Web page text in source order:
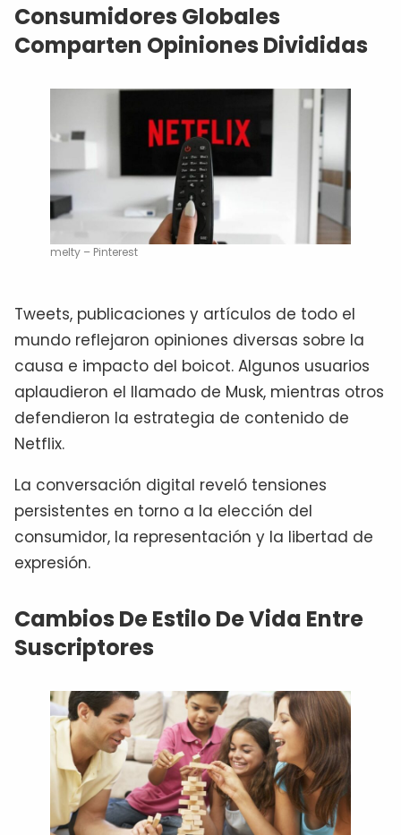
Consumidores Globales
Comparten Opiniones Divididas
melty – Pinterest
Tweets, publicaciones y artículos de todo el
mundo reflejaron opiniones diversas sobre la
causa e impacto del boicot. Algunos usuarios
aplaudieron el llamado de Musk, mientras otros
defendieron la estrategia de contenido de
Netflix.
La conversación digital reveló tensiones
persistentes en torno a la elección del
consumidor, la representación y la libertad de
expresión.
Cambios De Estilo De Vida Entre
Suscriptores